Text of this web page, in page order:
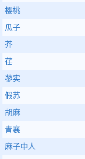
樱桃
瓜子
芥
荏
蓼实
假苏
胡麻
青襄
麻子中人